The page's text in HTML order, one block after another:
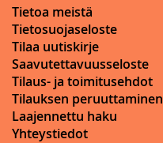
Tietoa meistä
Tietosuojaseloste
Tilaa uutiskirje
Saavutettavuusseloste
Tilaus- ja toimitusehdot
Tilauksen peruuttaminen
Laajennettu haku
Yhteystiedot